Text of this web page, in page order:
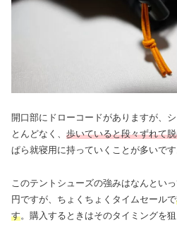
開口部にドローコードがありますが、
とんどなく、 歩いていると段々ずれて
ぱら就寝用に持っていくことが多いです
このテントシューズの強みはなんとい
円ですが、ちょくちょくタイムセールで
す。購入するときはそのタイミングを